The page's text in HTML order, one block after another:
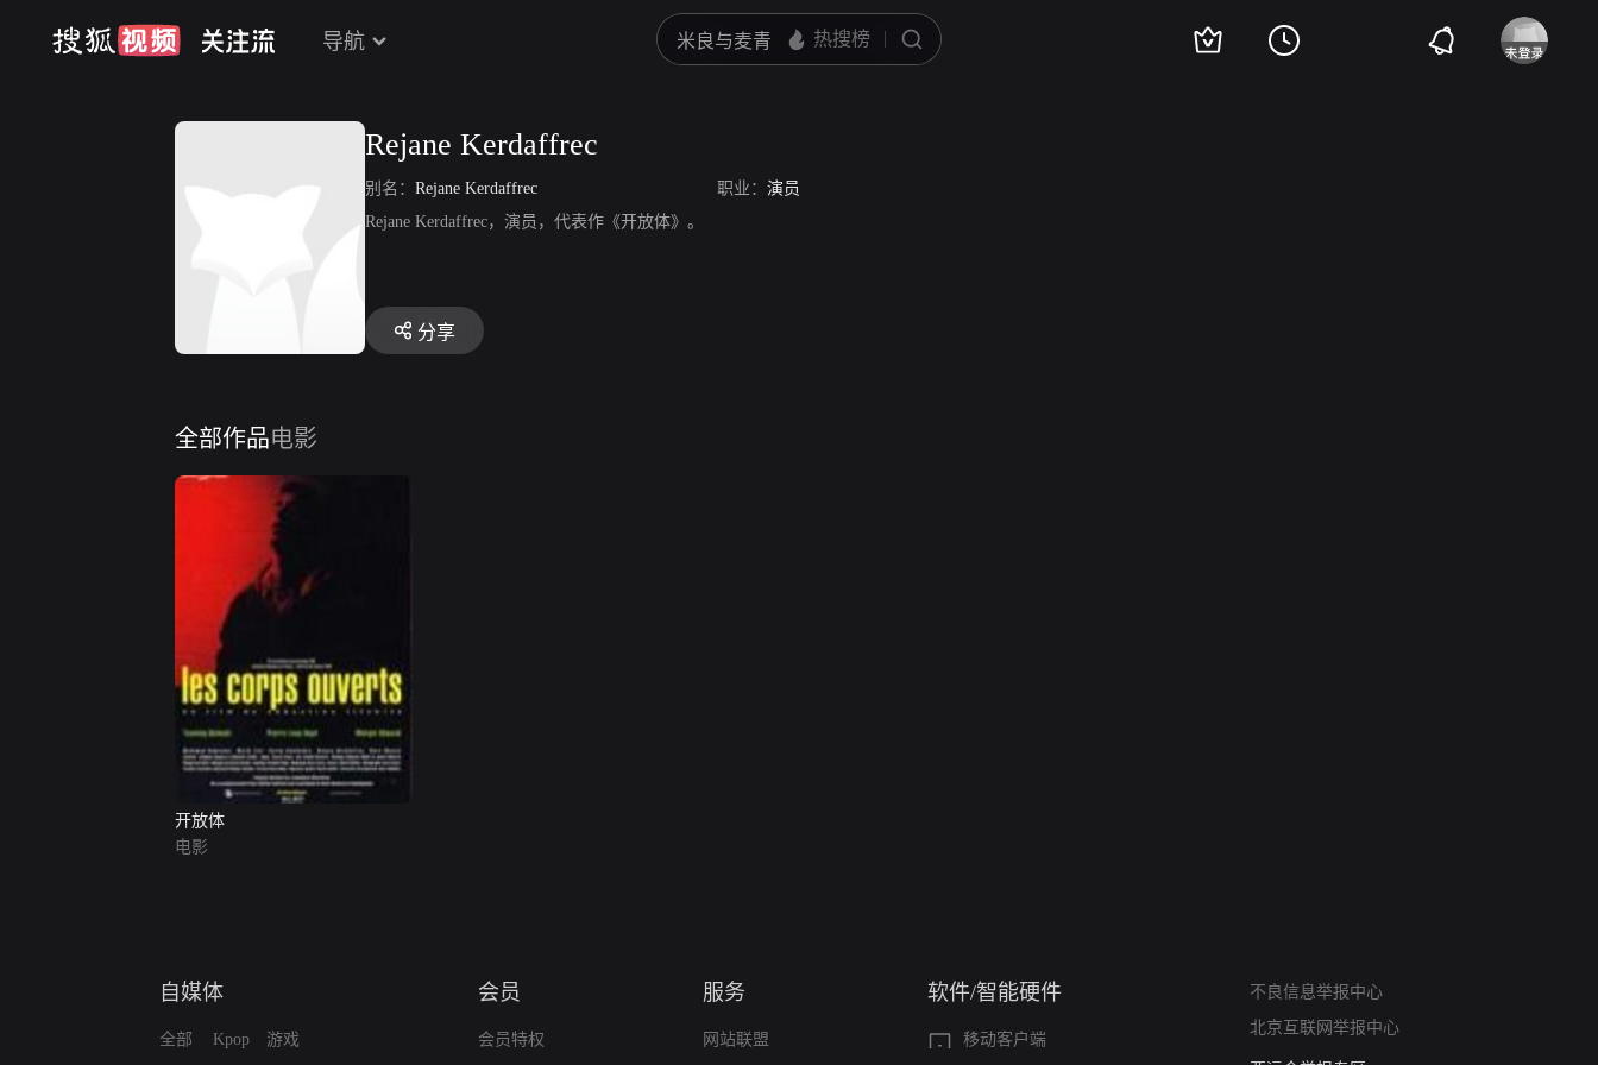
导航
Rejane Kerdaffrec
别名： Rejane Kerdaffrec 职业： 演员
Rejane Kerdaffrec，演员，代表作《开放体》。
分享
全部作品电影
开放体
电影
自媒体
全部 Kpop 游戏
会员
会员特权
服务
网站联盟
软件/智能硬件
移动客户端
不良信息举报中心
北京互联网举报中心
算法推荐专项举报